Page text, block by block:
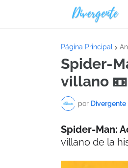
Página Principal
Spider-
villano 📼
por Divergente
Spider-Man:
villano de la